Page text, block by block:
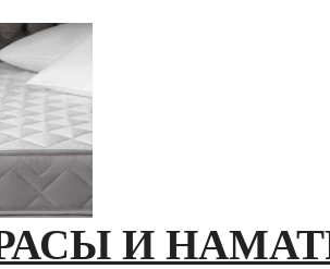
И